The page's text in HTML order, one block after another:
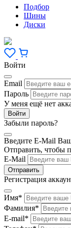
Подбор
Шины
Диски
Войти
Email
Пароль
У меня ещё нет
Забыли пароль?
Введите E-Mail
Отправить, чтобы
E-Mail
Регистрация
Имя*
Фамилия*
E-mail*